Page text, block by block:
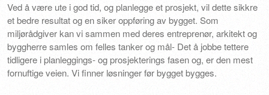
Kontakt
Ved å være ute i god tid, og planlegge et prosjekt, vil dette sikkre
et bedre resultat og en siker oppføring av bygget. Som
miljørådgiver kan vi sammen med deres entreprenør, arkitekt og
byggherre samles om felles tanker og mål- Det å jobbe tettere
tidligere i planleggings- og prosjekterings fasen og, er den mest
fornuftige veien. Vi finner løsninger før bygget bygges.